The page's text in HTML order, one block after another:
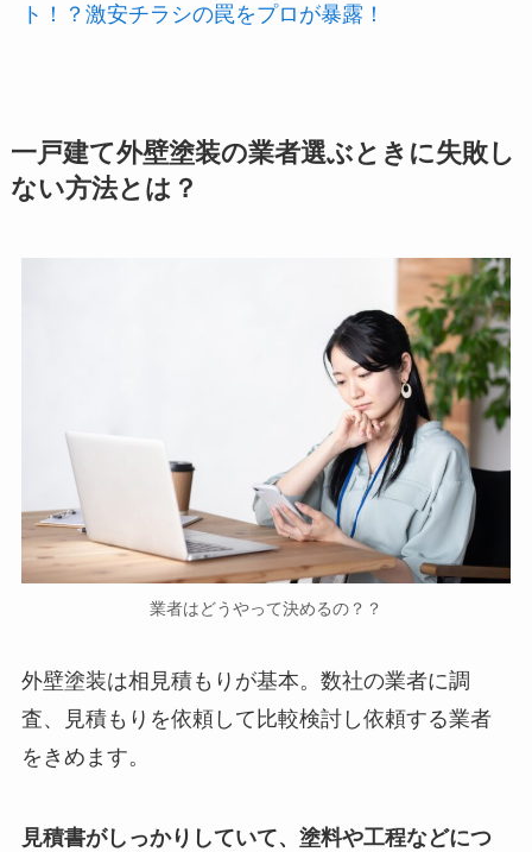
ト！？激安チラシの罠をプロが暴露！
一戸建て外壁塗装の業者選ぶときに失敗し
ない方法とは？
業者はどうやって決めるの？？
外壁塗装は相見積もりが基本。数社の業者に調
査、見積もりを依頼して比較検討し依頼する業者
をきめます。
見積書がしっかりしていて、塗料や工程などにつ